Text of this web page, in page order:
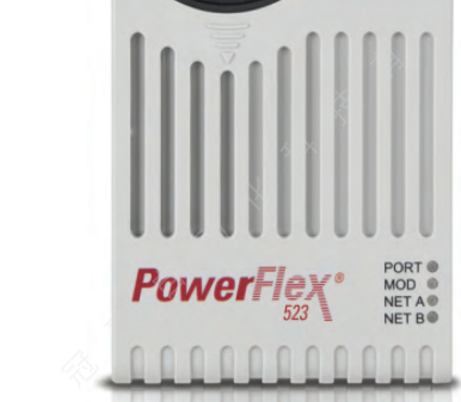
AB罗克韦尔变频器